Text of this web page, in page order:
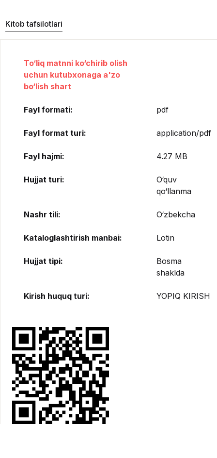
Kitob tafsilotlari
To‘liq matnni ko‘chirib olish
uchun kutubxonaga a'zo
bo‘lish shart
Fayl formati: pdf
Fayl format turi: application/pdf
Fayl hajmi: 4.27 MB
Hujjat turi:
O‘quv
qo‘llanma
Nashr tili: O‘zbekcha
Kataloglashtirish manbai: Lotin
Hujjat tipi:
Bosma
shaklda
Kirish huquq turi: YOPIQ KIRISH